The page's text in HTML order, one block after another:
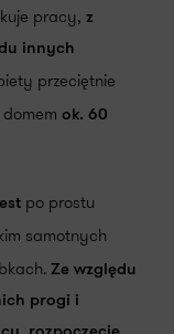
pracy, z
innych
przeciętnie
ok. 60
po prostu
samotnych
Ze względu
progi i